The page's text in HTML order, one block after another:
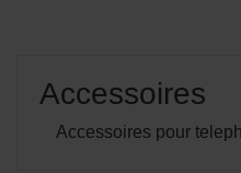
Accessoires
Accessoires pour